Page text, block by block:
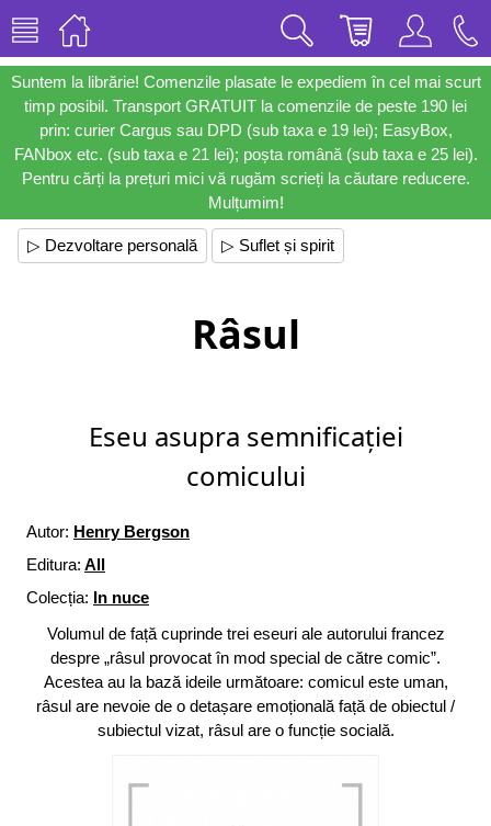
Suntem la librărie! Comenzile plasate le expediem în cel mai scurt
timp posibil. Transport GRATUIT la comenzile de peste 190 lei
prin: curier Cargus sau DPD (sub taxa e 19 lei); EasyBox,
FANbox etc. (sub taxa e 21 lei); poșta română (sub taxa e 25 lei).
Pentru cărți la prețuri mici vă rugăm scrieți la căutare reducere.
Mulțumim!
▷ Dezvoltare personală ▷ Suflet și spirit
Râsul
Eseu asupra semnificației
comicului
Autor: Henry Bergson
Editura: All
Colecția: In nuce
Volumul de față cuprinde trei eseuri ale autorului francez
despre „râsul provocat în mod special de către comic”.
Acestea au la bază ideile următoare: comicul este uman,
râsul are nevoie de o detașare emoțională față de obiectul /
subiectul vizat, râsul are o funcție socială.